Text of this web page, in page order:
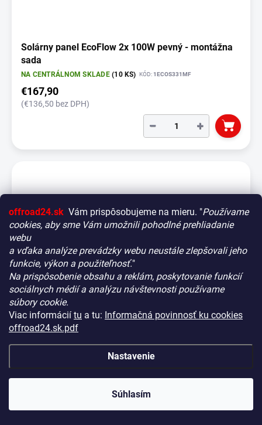
offroad24.sk Vám prispôsobujeme na mieru. "Používame
cookies, aby sme Vám umožnili pohodlné prehliadanie
webu
a vďaka analýze prevádzky webu neustále zlepšovali jeho
funkcie, výkon a použiteľnosť."
Na prispôsobenie obsahu a reklám, poskytovanie funkcií
sociálnych médií a analýzu návštevnosti používame
súbory cookie.
Viac informácií tu a tu: Informačná povinnosť ku cookies
offroad24.sk.pdf
Nastavenie
Súhlasím
Vitajte! Aby bolo hľadanie tých správnych dielov pre vaše
vozidlo čo najrýchlejšie a najpresnejšie, máme pre vás
malý tip:
Začnite výberom vášho vozidla– Týmto krokom si
zaistíte, že uvidíte len kompatibilné produkty.
filtre. Použite ich! Ušetria vám kopu času a pomôžu nájsť
presne to, čo hľadáte, behom sekúnd.
Solárny panel EcoFlow 2x 100W pevný - montážna
sada
NA CENTRÁLNOM SKLADE(10 KS) KÓD:1ECOS331MF
€167,90
(€136,50 bez DPH)
+
−
Solárny panel EcoFlow 30x 100W pevný